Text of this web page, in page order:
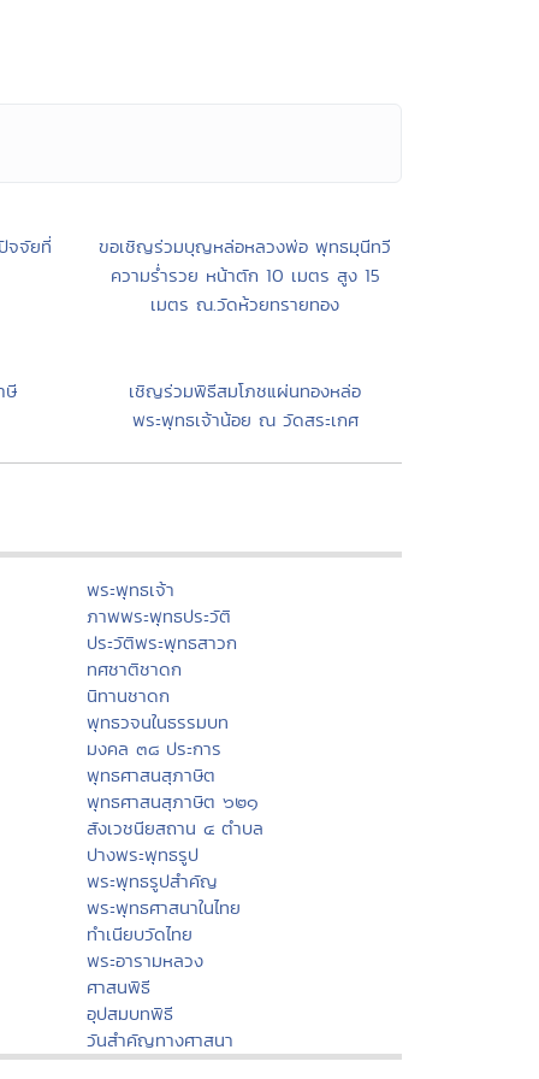
จจัยที่
ขอเชิญร่วมบุญหล่อหลวงพ่อ พุทธมุนีทวี
ความร่ำรวย หน้าตัก 10 เมตร สูง 15
เมตร ณ.วัดห้วยทรายทอง
ษี
เชิญร่วมพิธีสมโภชแผ่นทองหล่อ
พระพุทธเจ้าน้อย ณ วัดสระเกศ
พระพุทธเจ้า
ภาพพระพุทธประวัติ
ประวัติพระพุทธสาวก
ทศชาติชาดก
นิทานชาดก
พุทธวจนในธรรมบท
มงคล ๓๘ ประการ
พุทธศาสนสุภาษิต
พุทธศาสนสุภาษิต ๖๒๑
สังเวชนียสถาน ๔ ตำบล
ปางพระพุทธรูป
พระพุทธรูปสำคัญ
พระพุทธศาสนาในไทย
ทำเนียบวัดไทย
พระอารามหลวง
ศาสนพิธี
อุปสมบทพิธี
วันสำคัญทางศาสนา